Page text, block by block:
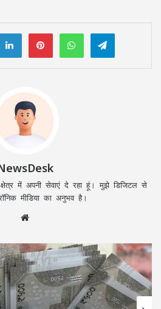
LinkedInPinterestWhatsAppTelegram
में अपनी सेवाएं दे रहा हूं। मुझे डिजिटल से
मीडिया का अनुभव है।